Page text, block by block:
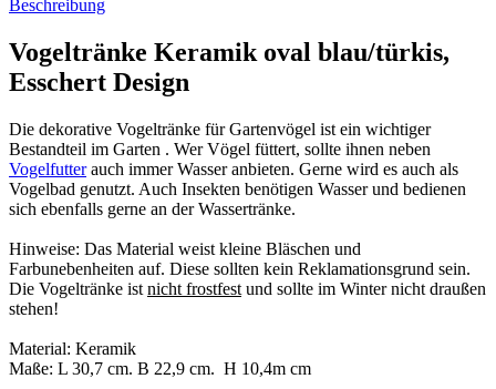
Beschreibung
Vogeltränke Keramik oval blau/türkis,
Esschert Design
Die dekorative Vogeltränke für Gartenvögel ist ein wichtiger
Bestandteil im Garten . Wer Vögel füttert, sollte ihnen neben
Vogelfutterauch immer Wasser anbieten. Gerne wird es auch als
Vogelbad genutzt. Auch Insekten benötigen Wasser und bedienen
sich ebenfalls gerne an der Wassertränke.
Hinweise: Das Material weist kleine Bläschen und
Farbunebenheiten auf. Diese sollten kein Reklamationsgrund sein.
Die Vogeltränke ist nicht frostfest und sollte im Winter nicht draußen
stehen!
Material: Keramik
Maße: L 30,7 cm. B 22,9 cm. H 10,4m cm